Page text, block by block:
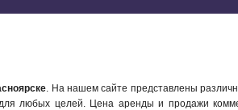
. На нашем сайте представлены
любых целей. Цена аренды и продажи